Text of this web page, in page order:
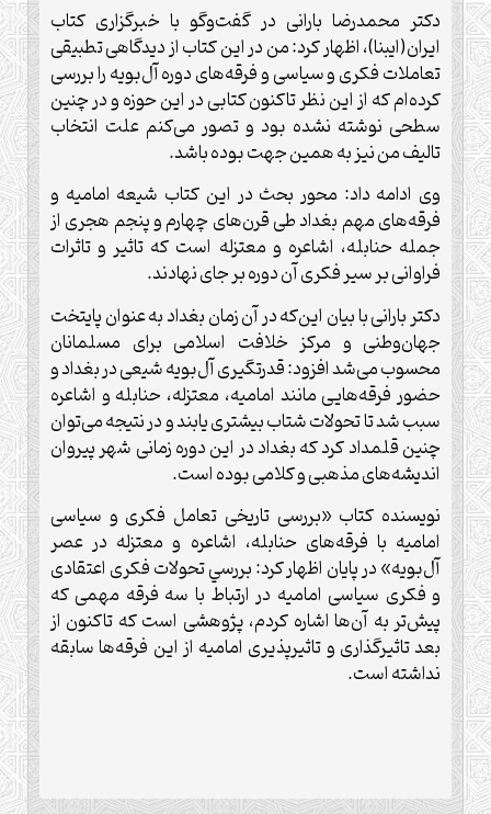
دکتر محمدرضا بارانی در گفت‌وگو با خبرگزاری کتاب
ایران(ایبنا)، اظهار کرد:‌ من در این کتاب از دیدگاهی تطبیقی
تعاملات فکری و سیاسی و فرقه‌های دوره آل‌بویه را بررسی
کرده‌ام که از این نظر تاکنون کتابی در این حوزه و در چنین
سطحی نوشته نشده بود و تصور می‌کنم علت انتخاب
تالیف من نیز به همین جهت بوده باشد.
وی ادامه داد: محور بحث در این کتاب شیعه امامیه و
فرقه‌های مهم بغداد طی قرن‌های چهارم و پنجم هجری از
جمله حنابله،‌ اشاعره و معتزله است که تاثیر و تاثرات
فراوانی بر سیر فکری آن دوره بر جای نهادند.
دکتر بارانی با بیان این‌که در آن زمان بغداد به ‌عنوان پایتخت
جهان‌وطنی و مرکز خلافت اسلامی برای مسلمانان
محسوب می‌شد افزود:‌ قدرت­گيری آل‌بويه شيعی در بغداد و
حضور فرقه‌هایی مانند اماميه، معتزله، حنابله و اشاعره
سبب شد تا تحولات شتاب بیشتری یابند و در نتیجه می‌توان
چنین قلمداد کرد که بغداد در این دوره زمانی شهر پیروان
اندیشه‌های مذهبی و کلامی بوده است.
نویسنده کتاب «بررسی تاریخی تعامل فکری و سیاسی
امامیه با فرقه‌های حنابله،‌ اشاعره و معتزله در عصر
آل‌بویه» در پایان اظهار کرد:‌ بررسي تحولات فكری اعتقادی
و فكری سياسی اماميه در ارتباط با سه فرقه مهمی که
پیش‌تر به آن‌ها اشاره کردم، پژوهشی است که تاکنون از
بعد تاثیرگذاری و تاثیرپذیری امامیه از این فرقه‌ها‌ سابقه
نداشته است.